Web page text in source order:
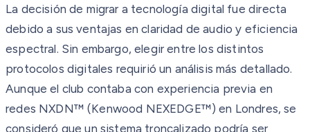
La decisión de migrar a tecnología digital fue directa
debido a sus ventajas en claridad de audio y eficiencia
espectral. Sin embargo, elegir entre los distintos
protocolos digitales requirió un análisis más detallado.
Aunque el club contaba con experiencia previa en
redes NXDN™ (Kenwood NEXEDGE™) en Londres, se
consideró que un sistema troncalizado podría ser